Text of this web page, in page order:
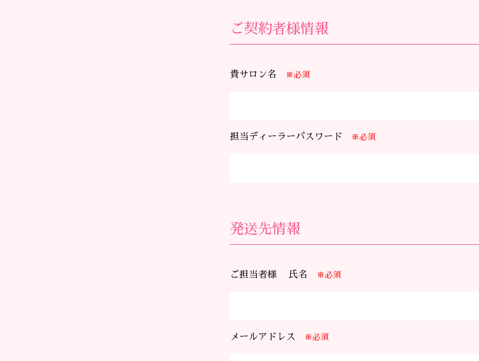
ご契約者様情報
貴サロン名 ※必須
担当ディーラーパスワード ※必須
発送先情報
ご担当者様 氏名 ※必須
メールアドレス ※必須